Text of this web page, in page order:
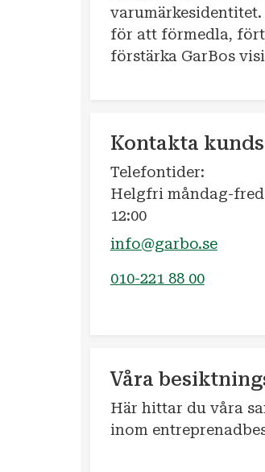
för att förmedla,
förstärka GarBos
Kontakta
Telefontider:
Helgfri måndag-
12:00
info@garbo.se
010-221 88 00
Våra
Här hittar du våra
inom